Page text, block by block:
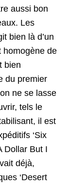
aussi bon
Les
bien là d’un
homogène de
bien
du premier
ne se lasse
tels le
il est
‘Six
Dollar But I
déjà,
‘Desert